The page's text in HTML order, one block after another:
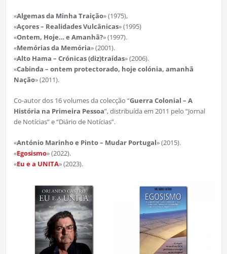
«Algemas da Minha Traição» (1975),
«Açores – Realidades Vulcânicas» (1995)
«Ontem, Hoje… e Amanhã?» (1997).
«Memórias da Memória» (2001).
«Alto Hama – Crónicas (diz)traídas» (2006).
«Cabinda – ontem protectorado, hoje colónia, amanhã
Nação» (2011).
Co-autor dos 16 volumes da colecção “Guerra Colonial – A
História na Primeira Pessoa”, distribuída em 2011 pelo “Jornal
de Notícias” e “Diário de Notícias”.
«António Marinho e Pinto – Mudar Portugal» (2015).
«Egosismo» (2022).
«Eu e a UNITA» (2023).